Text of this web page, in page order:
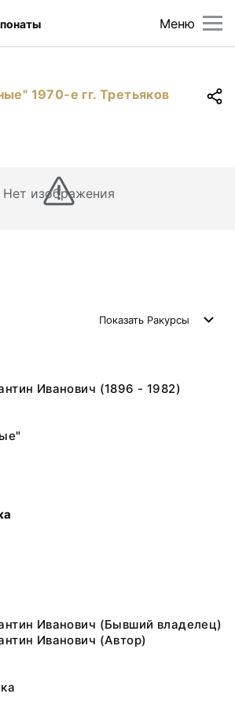
Меню
1970-е гг. Третьяков
Нет изображения
Показать Ракурсы
Иванович (1896 - 1982)
Иванович (Бывший владелец)
Иванович (Автор)